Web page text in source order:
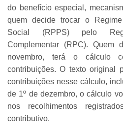
do benefício especial,
quem decide trocar o
Social (RPPS) pelo
Complementar (RPC). Quem
novembro, terá o cálculo
contribuições. O texto original
contribuições nesse cálculo,
de 1º de dezembro, o cálculo
nos recolhimentos
contributivo.